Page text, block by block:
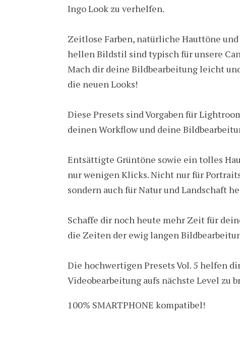
Ingo Look zu verhelfen.
Zeitlose Farben, natürliche Hauttöne
hellen Bildstil sind typisch für unsere
Mach dir deine Bildbearbeitung leicht
die neuen Looks!
Diese Presets sind Vorgaben für
deinen Workflow und deine
Entsättigte Grüntöne sowie ein tolles
nur wenigen Klicks. Nicht nur für
sondern auch für Natur und Landschaft
Schaffe dir noch heute mehr Zeit für
die Zeiten der ewig langen
Die hochwertigen Presets Vol. 5 helfen
Videobearbeitung aufs nächste Level zu
100% SMARTPHONE kompatibel!